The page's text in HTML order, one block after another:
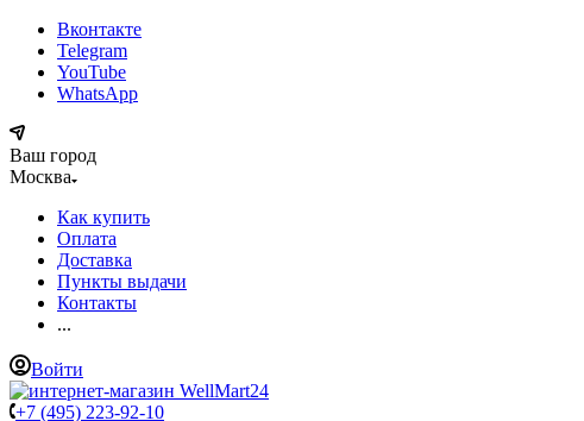
Вконтакте
Telegram
YouTube
WhatsApp
Ваш город
Москва
Как купить
Оплата
Доставка
Пункты выдачи
Контакты
...
Войти
+7 (495) 223-92-10